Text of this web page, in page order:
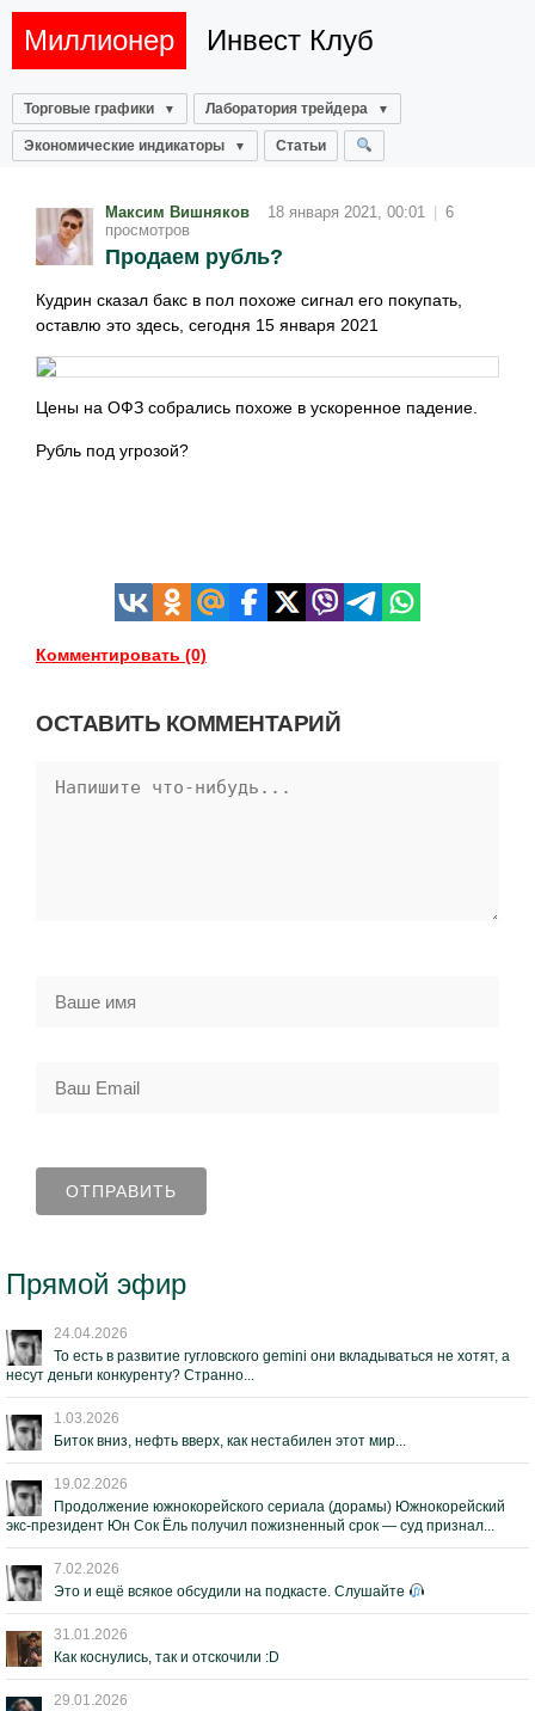
Миллионер Инвест Клуб
Торговые графики Лаборатория трейдера
Экономические индикаторы Статьи
Максим Вишняков 18 января 2021, 00:01
6
просмотров
Продаем рубль?
Кудрин сказал бакс в пол похоже сигнал его покупать,
оставлю это здесь, сегодня 15 января 2021
Цены на ОФЗ собрались похоже в ускоренное падение.
Рубль под угрозой?
Комментировать (0)
ОСТАВИТЬ КОММЕНТАРИЙ
Прямой эфир
24.04.2026
То есть в развитие гугловского gemini они вкладываться не хотят, а
несут деньги конкуренту? Странно...
1.03.2026
Биток вниз, нефть вверх, как нестабилен этот мир...
19.02.2026
Продолжение южнокорейского сериала (дорамы) Южнокорейский
экс-президент Юн Сок Ёль получил пожизненный срок — суд признал...
7.02.2026
Это и ещё всякое обсудили на подкасте. Слушайте
31.01.2026
Как коснулись, так и отскочили :D
29.01.2026